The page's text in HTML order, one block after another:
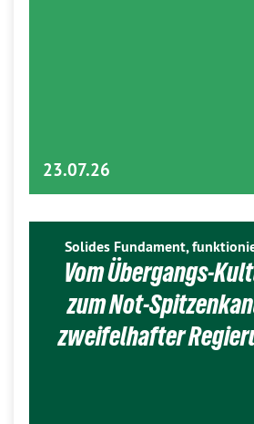
23.07.26
Solides Fundament,
Vom Übergangs-
zum Not-
zweifelhafter